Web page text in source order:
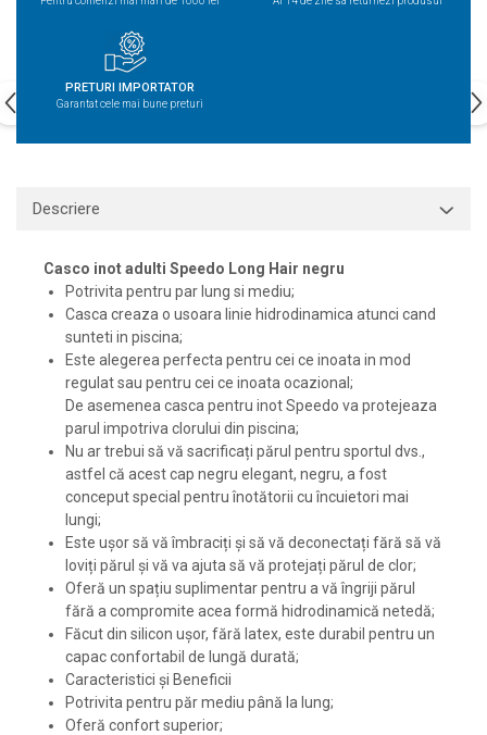
PRETURI IMPORTATOR
Garantat cele mai bune preturi
Descriere
Casco inot adulti Speedo Long Hair negru
Potrivita pentru par lung si mediu;
Casca creaza o usoara linie hidrodinamica atunci cand
sunteti in piscina;
Este alegerea perfecta pentru cei ce inoata in mod
regulat sau pentru cei ce inoata ocazional;
De asemenea casca pentru inot Speedo va protejeaza
parul impotriva clorului din piscina;
Nu ar trebui să vă sacrificați părul pentru sportul dvs.,
astfel că acest cap negru elegant, negru, a fost
conceput special pentru înotătorii cu încuietori mai
lungi;
Este ușor să vă îmbraciți și să vă deconectați fără să vă
loviți părul și vă va ajuta să vă protejați părul de clor;
Oferă un spațiu suplimentar pentru a vă îngriji părul
fără a compromite acea formă hidrodinamică netedă;
Făcut din silicon ușor, fără latex, este durabil pentru un
capac confortabil de lungă durată;
Caracteristici și Beneficii
Potrivita pentru păr mediu până la lung;
Oferă confort superior;